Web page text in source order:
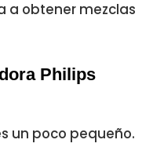
a obtener mezclas
Philips
un poco pequeño.